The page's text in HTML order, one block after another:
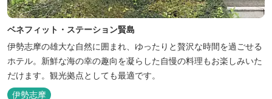
ベネフィット・ステーション賢島
伊勢志摩の雄大な自然に囲まれ、ゆったりと贅沢な時間を過ごせる
ホテル。新鮮な海の幸の趣向を凝らした自慢の料理もお楽しみいた
だけます。観光拠点としても最適です。
伊勢志摩